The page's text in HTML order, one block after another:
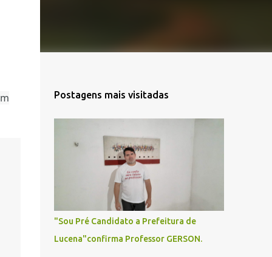
Postagens mais visitadas
"Sou Pré Candidato a Prefeitura de
Lucena"confirma Professor GERSON.